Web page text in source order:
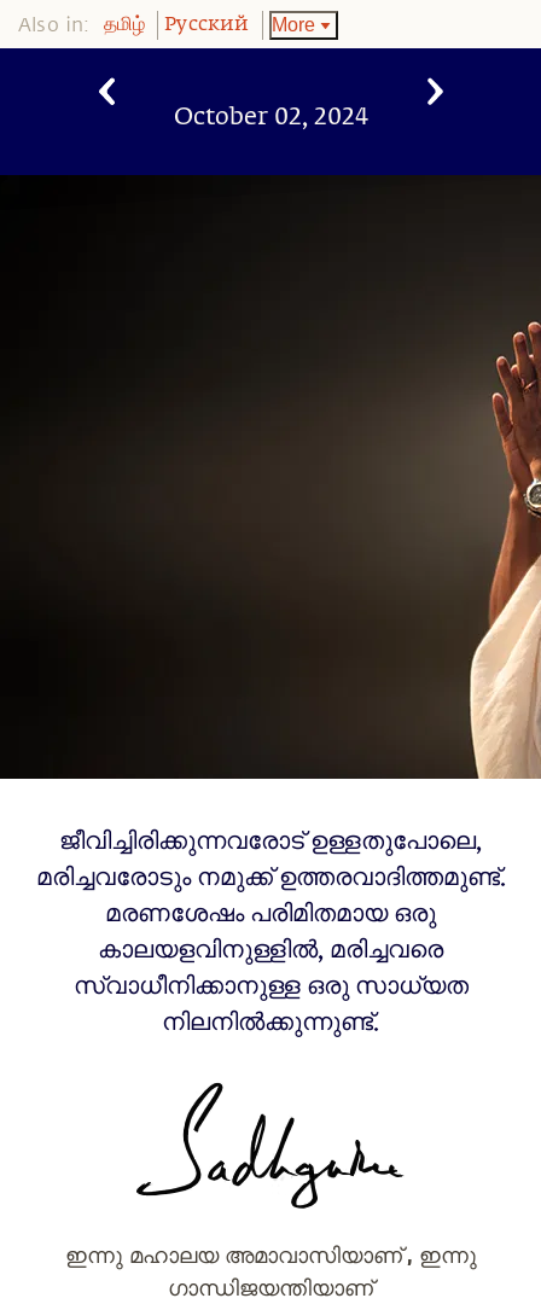
Also in: தமிழ் Pусский More
October 02, 2024
ജീവിച്ചിരിക്കുന്നവരോട് ഉള്ളതുപോലെ,
മരിച്ചവരോടും നമുക്ക് ഉത്തരവാദിത്തമുണ്ട്.
മരണശേഷം പരിമിതമായ ഒരു
കാലയളവിനുള്ളിൽ, മരിച്ചവരെ
സ്വാധീനിക്കാനുള്ള ഒരു സാധ്യത
നിലനിൽക്കുന്നുണ്ട്.
ഇന്നു മഹാലയ അമാവാസിയാണ് , ഇന്നു
ഗാന്ധിജയന്തിയാണ്